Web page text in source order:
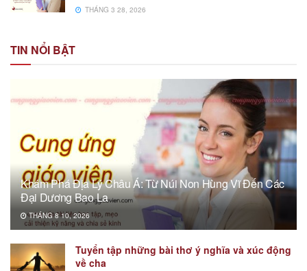
THÁNG 3 28, 2026
TIN NỔI BẬT
Khám Phá Địa Lý Châu Á: Từ Núi Non Hùng Vĩ Đến Các
Đại Dương Bao La
THÁNG 8 10, 2026
Tuyển tập những bài thơ ý nghĩa và xúc động
về cha